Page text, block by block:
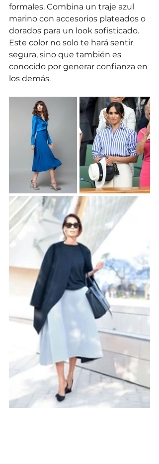
formales. Combina un traje azul
marino con accesorios plateados o
dorados para un look sofisticado.
Este color no solo te hará sentir
segura, sino que también es
conocido por generar confianza en
los demás.